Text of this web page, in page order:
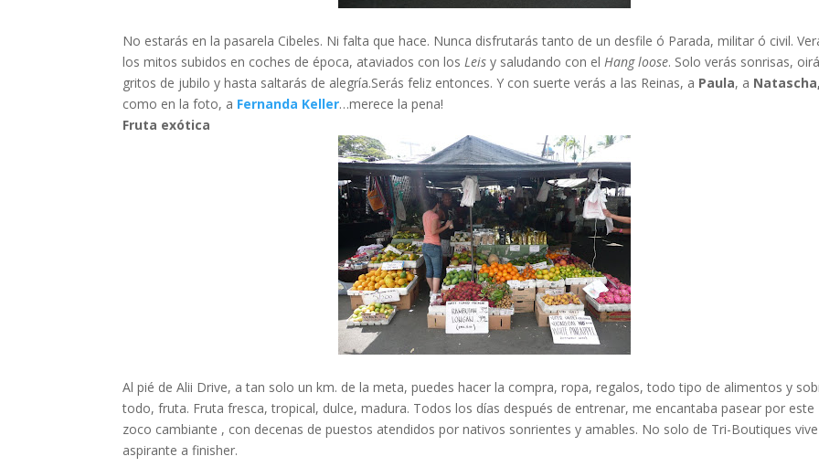
No estarás en la pasarela Cibeles. Ni falta que hace. Nunca disfrutarás tanto de un desfile ó Parada, militar ó civil.
los mitos subidos en coches de época, ataviados con losLeis y saludando con elHang loose. Solo verás sonrisas,
gritos de jubilo y hasta saltarás de alegría.Serás feliz entonces. Y con suerte verás a las Reinas, a Paula, a Natascha,
como en la foto, a Fernanda Keller…merece la pena!
Fruta exótica
Al pié de Alii Drive, a tan solo un km. de la meta, puedes hacer la compra, ropa, regalos, todo tipo de alimentos y
todo, fruta. Fruta fresca, tropical, dulce, madura. Todos los días después de entrenar, me encantaba pasear por este
zoco cambiante , con decenas de puestos atendidos por nativos sonrientes y amables. No solo de Tri-Boutiques
aspirante a finisher.